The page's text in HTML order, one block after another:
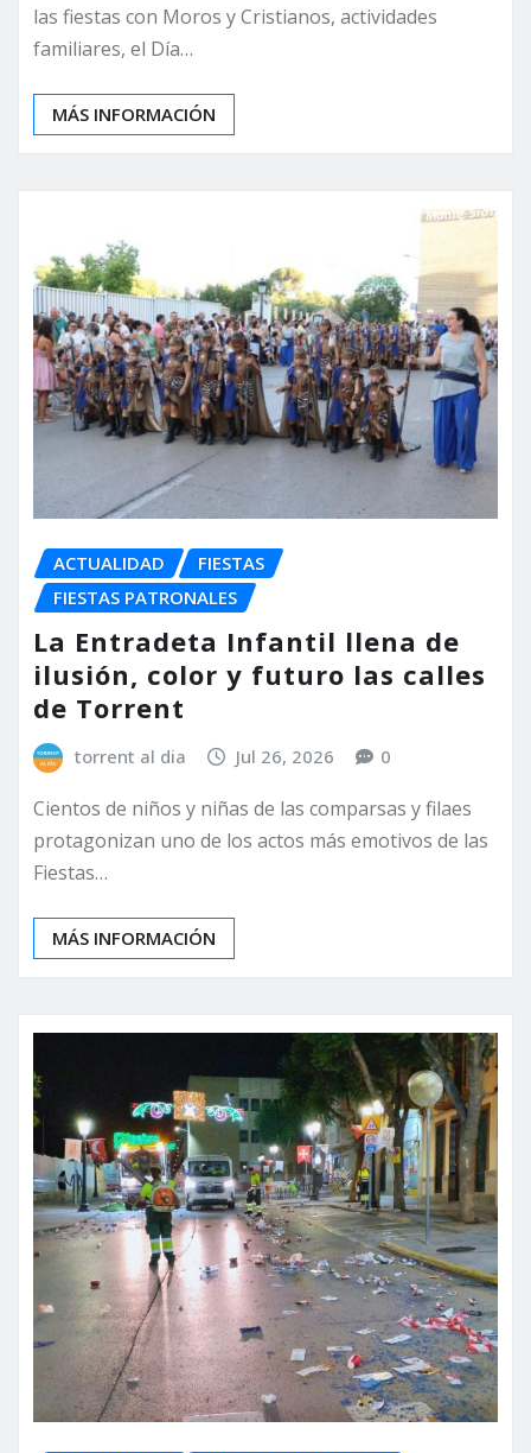
las fiestas con Moros y Cristianos, actividades
familiares, el Día…
MÁS INFORMACIÓN
ACTUALIDAD
FIESTAS
FIESTAS PATRONALES
La Entradeta Infantil llena de
ilusión, color y futuro las calles
de Torrent
torrent al dia Jul 26, 2026 0
Cientos de niños y niñas de las comparsas y filaes
protagonizan uno de los actos más emotivos de las
Fiestas…
MÁS INFORMACIÓN